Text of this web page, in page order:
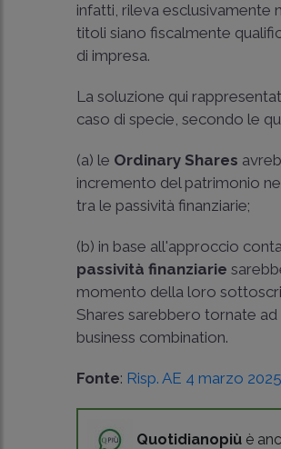
infatti, rileva esclusivamente
titoli siano fiscalmente
di impresa.
La soluzione qui
caso di specie, secondo le
(a) le Ordinary Shares
incremento del patrimonio
tra le passività finanziarie;
(b) in base all'approccio
passività finanziarie
momento della loro
Shares sarebbero tornate
business combination.
Fonte: Risp. AE 4 marzo
Quotidianopiù è